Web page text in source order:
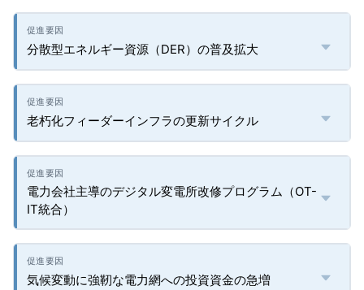
分散型エネルギー資源（DER）の普及拡大
老朽化フィーダーインフラの更新サイクル
電力会社主導のデジタル変電所改修プログラム（OT-
IT統合）
気候変動に強靭な電力網への投資資金の急増